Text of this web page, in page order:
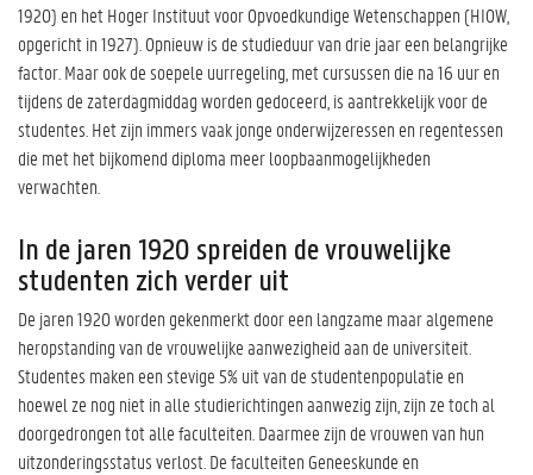
1920) en het Hoger Instituut voor Opvoedkundige Wetenschappen (HIOW,
opgericht in 1927). Opnieuw is de studieduur van drie jaar een belangrijke
factor. Maar ook de soepele uurregeling, met cursussen die na 16 uur en
tijdens de zaterdagmiddag worden gedoceerd, is aantrekkelijk voor de
studentes. Het zijn immers vaak jonge onderwijzeressen en regentessen
die met het bijkomend diploma meer loopbaanmogelijkheden
verwachten.
In de jaren 1920 spreiden de vrouwelijke
studenten zich verder uit
De jaren 1920 worden gekenmerkt door een langzame maar algemene
heropstanding van de vrouwelijke aanwezigheid aan de universiteit.
Studentes maken een stevige 5% uit van de studentenpopulatie en
hoewel ze nog niet in alle studierichtingen aanwezig zijn, zijn ze toch al
doorgedrongen tot alle faculteiten. Daarmee zijn de vrouwen van hun
uitzonderingsstatus verlost. De faculteiten Geneeskunde en